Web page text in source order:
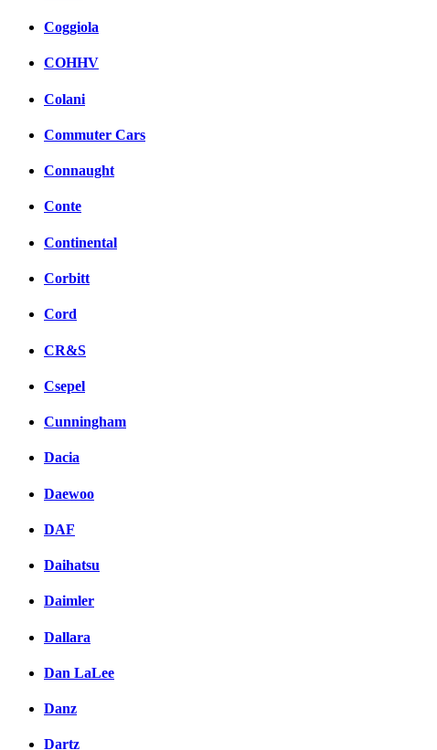
Coggiola
COHHV
Colani
Commuter Cars
Connaught
Conte
Continental
Corbitt
Cord
CR&S
Csepel
Cunningham
Dacia
Daewoo
DAF
Daihatsu
Daimler
Dallara
Dan LaLee
Danz
Dartz